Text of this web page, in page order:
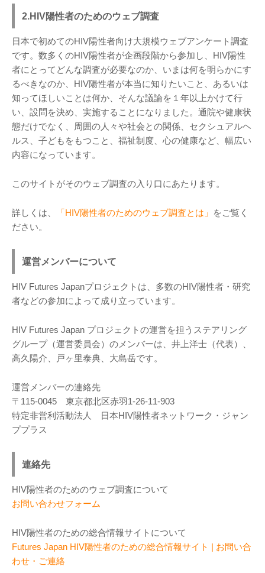
2.HIV陽性者のためのウェブ調査
日本で初めてのHIV陽性者向け大規模ウェブアンケート調査
です。数多くのHIV陽性者が企画段階から参加し、HIV陽性
者にとってどんな調査が必要なのか、いまは何を明らかにす
るべきなのか、HIV陽性者が本当に知りたいこと、あるいは
知ってほしいことは何か、そんな議論を１年以上かけて行
い、設問を決め、実施することになりました。通院や健康状
態だけでなく、周囲の人々や社会との関係、セクシュアルヘ
ルス、子どもをもつこと、福祉制度、心の健康など、幅広い
内容になっています。
このサイトがそのウェブ調査の入り口にあたります。
詳しくは、 「HIV陽性者のためのウェブ調査とは」
をご覧く
ださい。
運営メンバーについて
HIV Futures Japanプロジェクトは、多数のHIV陽性者・研究
者などの参加によって成り立っています。
HIV Futures Japan プロジェクトの運営を担うステアリング
グループ（運営委員会）のメンバーは、井上洋士（代表）、
高久陽介、戸ヶ里泰典、大島岳です。
運営メンバーの連絡先
〒115-0045 東京都北区赤羽1-26-11-903
特定非営利活動法人 日本HIV陽性者ネットワーク・ジャン
ププラス
連絡先
HIV陽性者のためのウェブ調査について
お問い合わせフォーム
HIV陽性者のための総合情報サイトについて
Futures Japan HIV陽性者のための総合情報サイト | お問い合
わせ・ご連絡